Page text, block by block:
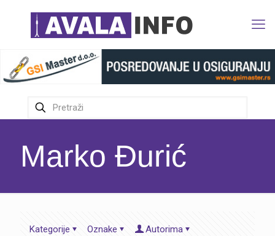
Marko Đurić
Kategorije Oznake
Autorima